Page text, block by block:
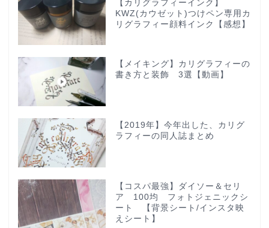
【カリグラフィーインク】
KWZ(カウゼット)つけペン専用カ
リグラフィー顔料インク【感想】
【メイキング】カリグラフィーの
書き方と装飾 3選【動画】
【2019年】今年出した、カリグ
ラフィーの同人誌まとめ
【コスパ最強】ダイソー＆セリ
ア 100均 フォトジェニックシ
ート 【背景シート/インスタ映
えシート】